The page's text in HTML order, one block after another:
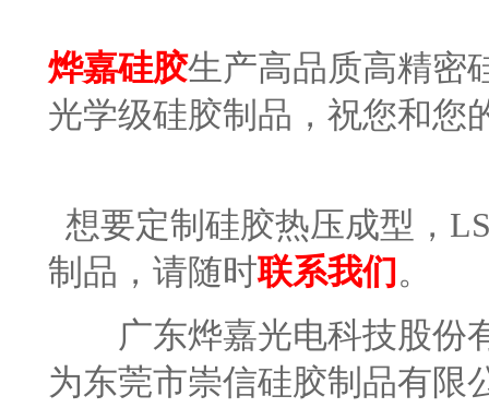
烨嘉硅胶生产高品质高精密
光学级硅胶制品，祝您和您
想要定制硅胶热压成型，
制品，请随时联系我们 。
广东烨嘉光电科技股份
为东莞市崇信硅胶制品有限